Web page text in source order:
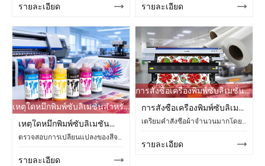
รายละเอียด รายละเอียด
เหตุใดหมึกพิมพ์ซับลิเมชั่นสำหรับเครื่องพิมพ์ EPSON จึงมีลักษณะแตกต่างกันหลังจากผ่านกระบวนการถ่ายเทความร้อน?
เหตุใดหมึกพิมพ์ซับลิเมชั่นสำหรับเครื่องพิมพ์ Epson จึงมีลักษณะแตกต่างกันหลังจากผ่านกระบวนการถ่ายเทความร้อน?
ตรวจสอบการเปลี่ยนแปลงของสีจากการพิมพ์ซับลิเมชั่นในหัวพิมพ์ Epson, การไหลของหมึก CMYK, กระดาษถ่ายโอน, โพลีเอสเตอร์ และอุณหภูมิ เวลา และแรงดันในการถ่ายโอนความร้อน
รายละเอียด
การสั่งซื้อเครื่องพิมพ์ซับลิเมชั่นขนาดใหญ่: ตรวจสอบงานศิลปะและเนื้อผ้าก่อนการผลิตจำนวนมาก
การสั่งซื้อเครื่องพิมพ์ซับลิเมชั่นขนาดใหญ่: ตรวจสอบงานศิลปะและเนื้อผ้าก่อนการผลิตจำนวนมาก
เตรียมคำสั่งซื้อผ้าจำนวนมากโดยตรวจสอบมาตราส่วนของงานศิลปะ รูปแบบการทำซ้ำ ความกว้างที่ใช้งานได้ ขอบ การอนุมัติม้วนแรก บันทึกสี และรายละเอียดการผลิต CF-8000
รายละเอียด